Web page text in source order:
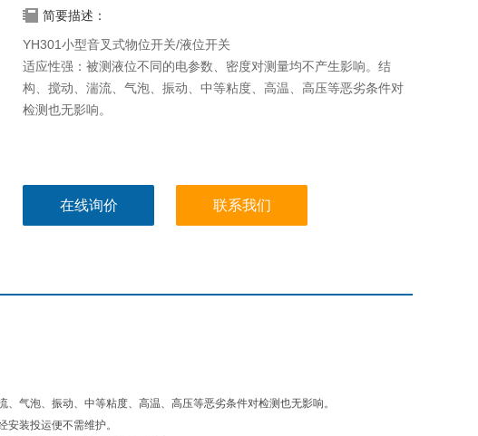
简要描述：
YH301小型音叉式物位开关/液位开关
适应性强：被测液位不同的电参数、密度对测量均不产生影响。结
构、搅动、湍流、气泡、振动、中等粘度、高温、高压等恶劣条件对
检测也无影响。
在线询价 联系我们
气泡、振动、中等粘度、高温、高压等恶劣条件对检测也无影响。
装投运便不需维护。